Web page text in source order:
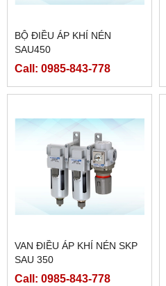
BỘ ĐIỀU ÁP KHÍ NÉN
SAU450
Call: 0985-843-778
VAN ĐIỀU ÁP KHÍ NÉN SKP
SAU 350
Call: 0985-843-778